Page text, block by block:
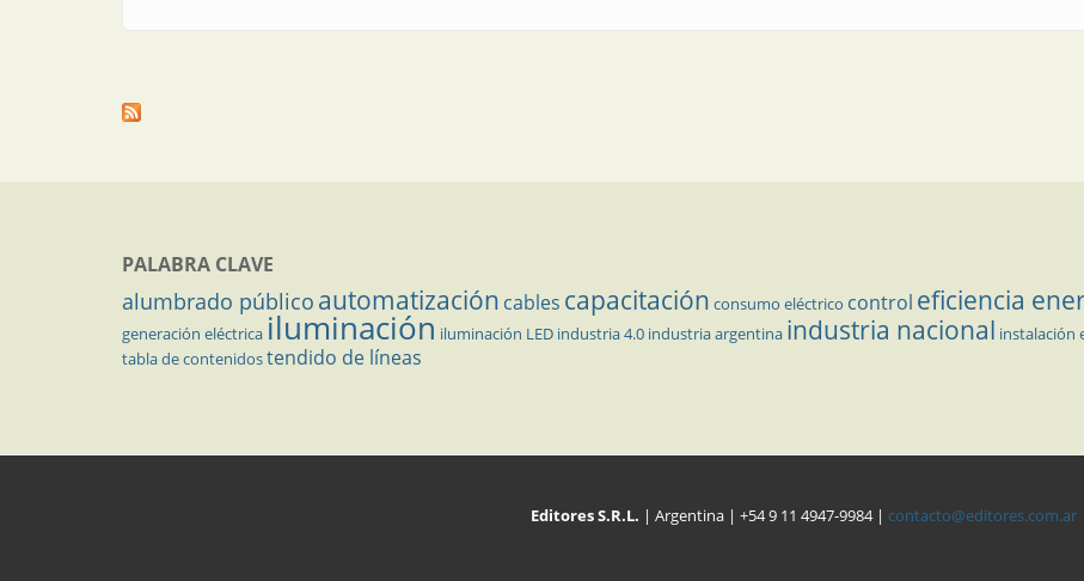
PALABRA CLAVE
alumbrado público automatización cables capacitación consumo eléctrico control eficiencia
generación eléctrica iluminación iluminación LED industria 4.0 industria argentina industria nacional instalación
tabla de contenidostendido de líneas
Editores S.R.L. | Argentina | +54 9 11 4947-9984 | contacto@editores.com.ar